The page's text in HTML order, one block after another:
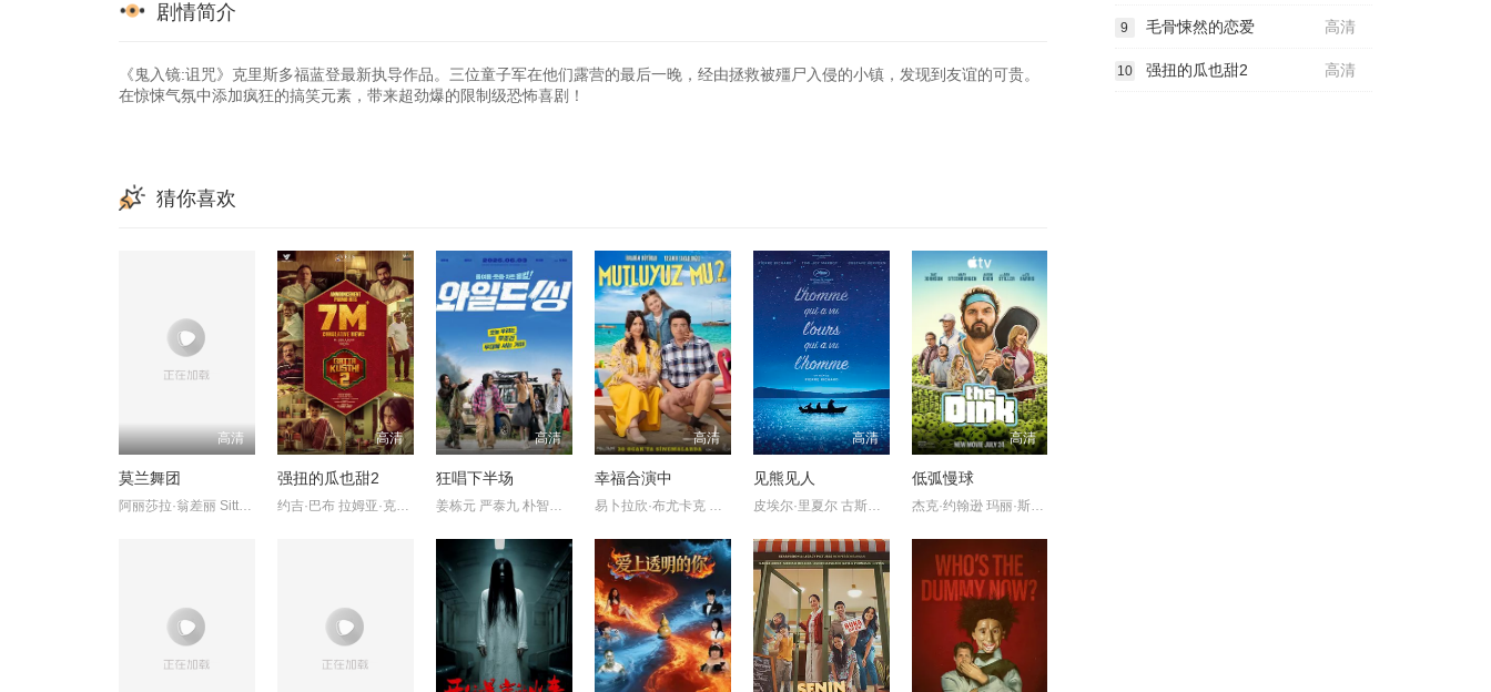
剧情简介
《鬼入镜:诅咒》克里斯多福蓝登最新执导作品。三位童子军在他们露营的最后一晚，经由拯救被殭尸入侵的小镇，发现到友谊的可贵。
在惊悚气氛中添加疯狂的搞笑元素，带来超劲爆的限制级恐怖喜剧！
猜你喜欢
高清
莫兰舞团
阿丽莎拉·翁差丽 SitthiphonDisamoe
高清
强扭的瓜也甜2
约吉·巴布 拉姆亚·克里希南 Karunas 艾西瓦娅·莱克希米 Sreej
高清
狂唱下半场
姜栋元 严泰九 朴智贤 吴正世
高清
幸福合演中
易卜拉欣·布尤卡克 伊尔卡·阿克苏穆 巴萨克·帕拉克 达姆拉·
高清
见熊见人
皮埃尔·里夏尔 古斯塔弗·科文
高清
低弧慢球
杰克·约翰逊 玛丽·斯汀伯根
高清
9 毛骨悚然的恋爱
高清
10 强扭的瓜也甜2